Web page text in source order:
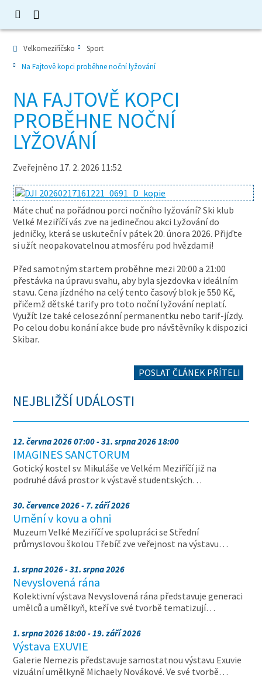
Velkomeziříčsko
Sport
Na Fajtově kopci proběhne noční lyžování
NA FAJTOVĚ KOPCI
PROBĚHNE NOČNÍ
LYŽOVÁNÍ
Zveřejněno 17. 2. 2026 11:52
Máte chuť na pořádnou porci nočního lyžování? Ski klub
Velké Meziříčí vás zve na jedinečnou akci Lyžování do
jedničky, která se uskuteční v pátek 20. února 2026. Přijďte
si užít neopakovatelnou atmosféru pod hvězdami!
Před samotným startem proběhne mezi 20:00 a 21:00
přestávka na úpravu svahu, aby byla sjezdovka v ideálním
stavu. Cena jízdného na celý tento časový blok je 550 Kč,
přičemž dětské tarify pro toto noční lyžování neplatí.
Využít lze také celosezónní permanentku nebo tarif-jízdy.
Po celou dobu konání akce bude pro návštěvníky k dispozici
Skibar.
POSLAT ČLÁNEK PŘÍTELI
NEJBLIŽŠÍ UDÁLOSTI
12. června 2026 07:00 - 31. srpna 2026 18:00
IMAGINES SANCTORUM
Gotický kostel sv. Mikuláše ve Velkém Meziříčí již na
podruhé dává prostor k výstavě studentských…
30. července 2026 - 7. září 2026
Umění v kovu a ohni
Muzeum Velké Meziříčí ve spolupráci se Střední
průmyslovou školou Třebíč zve veřejnost na výstavu…
1. srpna 2026 - 31. srpna 2026
Nevyslovená rána
Kolektivní výstava Nevyslovená rána představuje generaci
umělců a umělkyň, kteří ve své tvorbě tematizují…
1. srpna 2026 18:00 - 19. září 2026
Výstava EXUVIE
Galerie Nemezis představuje samostatnou výstavu Exuvie
vizuální umělkyně Michaely Novákové. Ve své tvorbě…